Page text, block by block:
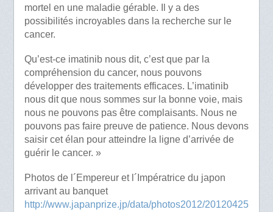
mortel en une maladie gérable. Il y a des
possibilités incroyables dans la recherche sur le
cancer.
Qu’est-ce imatinib nous dit, c’est que par la
compréhension du cancer, nous pouvons
développer des traitements efficaces. L’imatinib
nous dit que nous sommes sur la bonne voie, mais
nous ne pouvons pas être complaisants. Nous ne
pouvons pas faire preuve de patience. Nous devons
saisir cet élan pour atteindre la ligne d’arrivée de
guérir le cancer. »
Photos de l´Empereur et l´Impératrice du japon
arrivant au banquet
http://www.japanprize.jp/data/photos2012/20120425